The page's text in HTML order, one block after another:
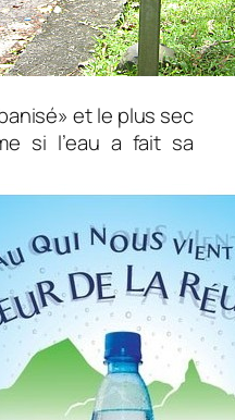
et le plus sec
si l’eau a fait sa